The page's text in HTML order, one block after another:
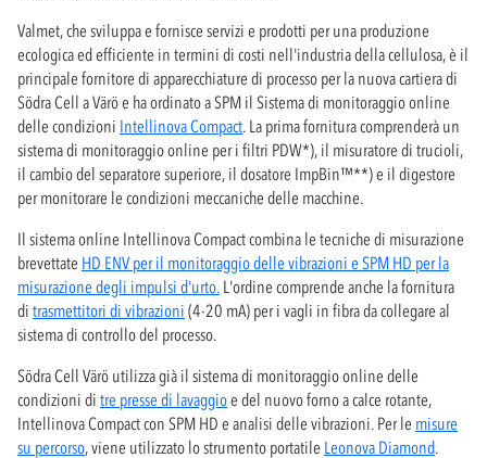
Valmet, che sviluppa e fornisce servizi e prodotti per una produzione
ecologica ed efficiente in termini di costi nell'industria della cellulosa, è il
principale fornitore di apparecchiature di processo per la nuova cartiera di
Södra Cell a Värö e ha ordinato a SPM il Sistema di monitoraggio online
delle condizioni Intellinova Compact. La prima fornitura comprenderà un
sistema di monitoraggio online per i filtri PDW*), il misuratore di trucioli,
il cambio del separatore superiore, il dosatore ImpBin™**) e il digestore
per monitorare le condizioni meccaniche delle macchine.
Il sistema online Intellinova Compact combina le tecniche di misurazione
brevettate HD ENV per il monitoraggio delle vibrazioni e SPM HD per la
misurazione degli impulsi d'urto. L'ordine comprende anche la fornitura
di trasmettitori di vibrazioni (4-20 mA) per i vagli in fibra da collegare al
sistema di controllo del processo.
Södra Cell Värö utilizza già il sistema di monitoraggio online delle
condizioni di tre presse di lavaggioe del nuovo forno a calce rotante,
Intellinova Compact con SPM HD e analisi delle vibrazioni. Per le misure
su percorso, viene utilizzato lo strumento portatile Leonova Diamond.